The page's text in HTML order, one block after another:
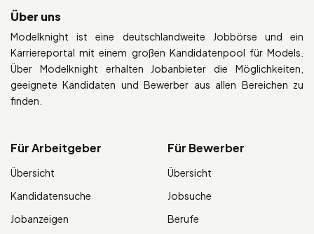
Über uns
Modelknight ist eine deutschlandweite Jobbörse und ein
Karriereportal mit einem großen Kandidatenpool für Models.
Über Modelknight erhalten Jobanbieter die Möglichkeiten,
geeignete Kandidaten und Bewerber aus allen Bereichen zu
finden.
Für Arbeitgeber
Übersicht
Kandidatensuche
Jobanzeigen
Für Bewerber
Übersicht
Jobsuche
Berufe